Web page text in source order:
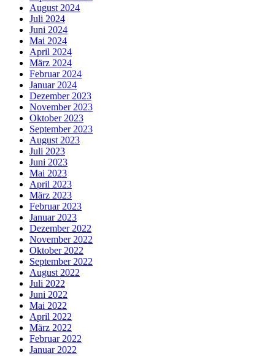
August 2024
Juli 2024
Juni 2024
Mai 2024
April 2024
März 2024
Februar 2024
Januar 2024
Dezember 2023
November 2023
Oktober 2023
September 2023
August 2023
Juli 2023
Juni 2023
Mai 2023
April 2023
März 2023
Februar 2023
Januar 2023
Dezember 2022
November 2022
Oktober 2022
September 2022
August 2022
Juli 2022
Juni 2022
Mai 2022
April 2022
März 2022
Februar 2022
Januar 2022